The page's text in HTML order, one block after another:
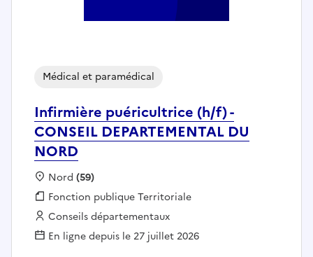
Infirmière puéricultrice (h/f) -
CONSEIL DEPARTEMENTAL DU
NORD
Médical et paramédical
Localisation :
Nord (59)
Fonction publique :
Fonction publique Territoriale
Employeur :
Conseils départementaux
En ligne depuis le 27 juillet 2026